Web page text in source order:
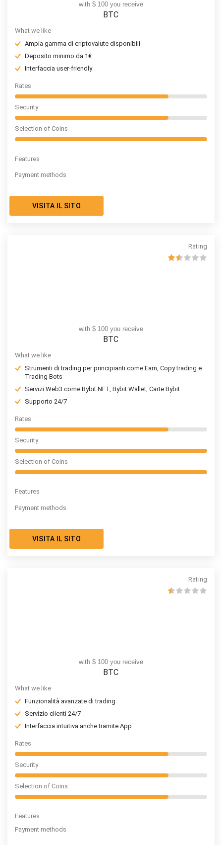
with $ 100 you receive
BTC
What we like
Ampia gamma di criptovalute disponibili
Deposito minimo da 1€
Interfaccia user-friendly
Rates
Security
Selection of Coins
Features
Payment methods
VISITA IL SITO
Rating
with $ 100 you receive
BTC
What we like
Strumenti di trading per principianti come Earn, Copy trading e
Trading Bots
Servizi Web3 come Bybit NFT, Bybit Wallet, Carte Bybit
Supporto 24/7
Rates
Security
Selection of Coins
Features
Payment methods
VISITA IL SITO
Rating
with $ 100 you receive
BTC
What we like
Funzionalità avanzate di trading
Servizio clienti 24/7
Interfaccia intuitiva anche tramite App
Rates
Security
Selection of Coins
Features
Payment methods